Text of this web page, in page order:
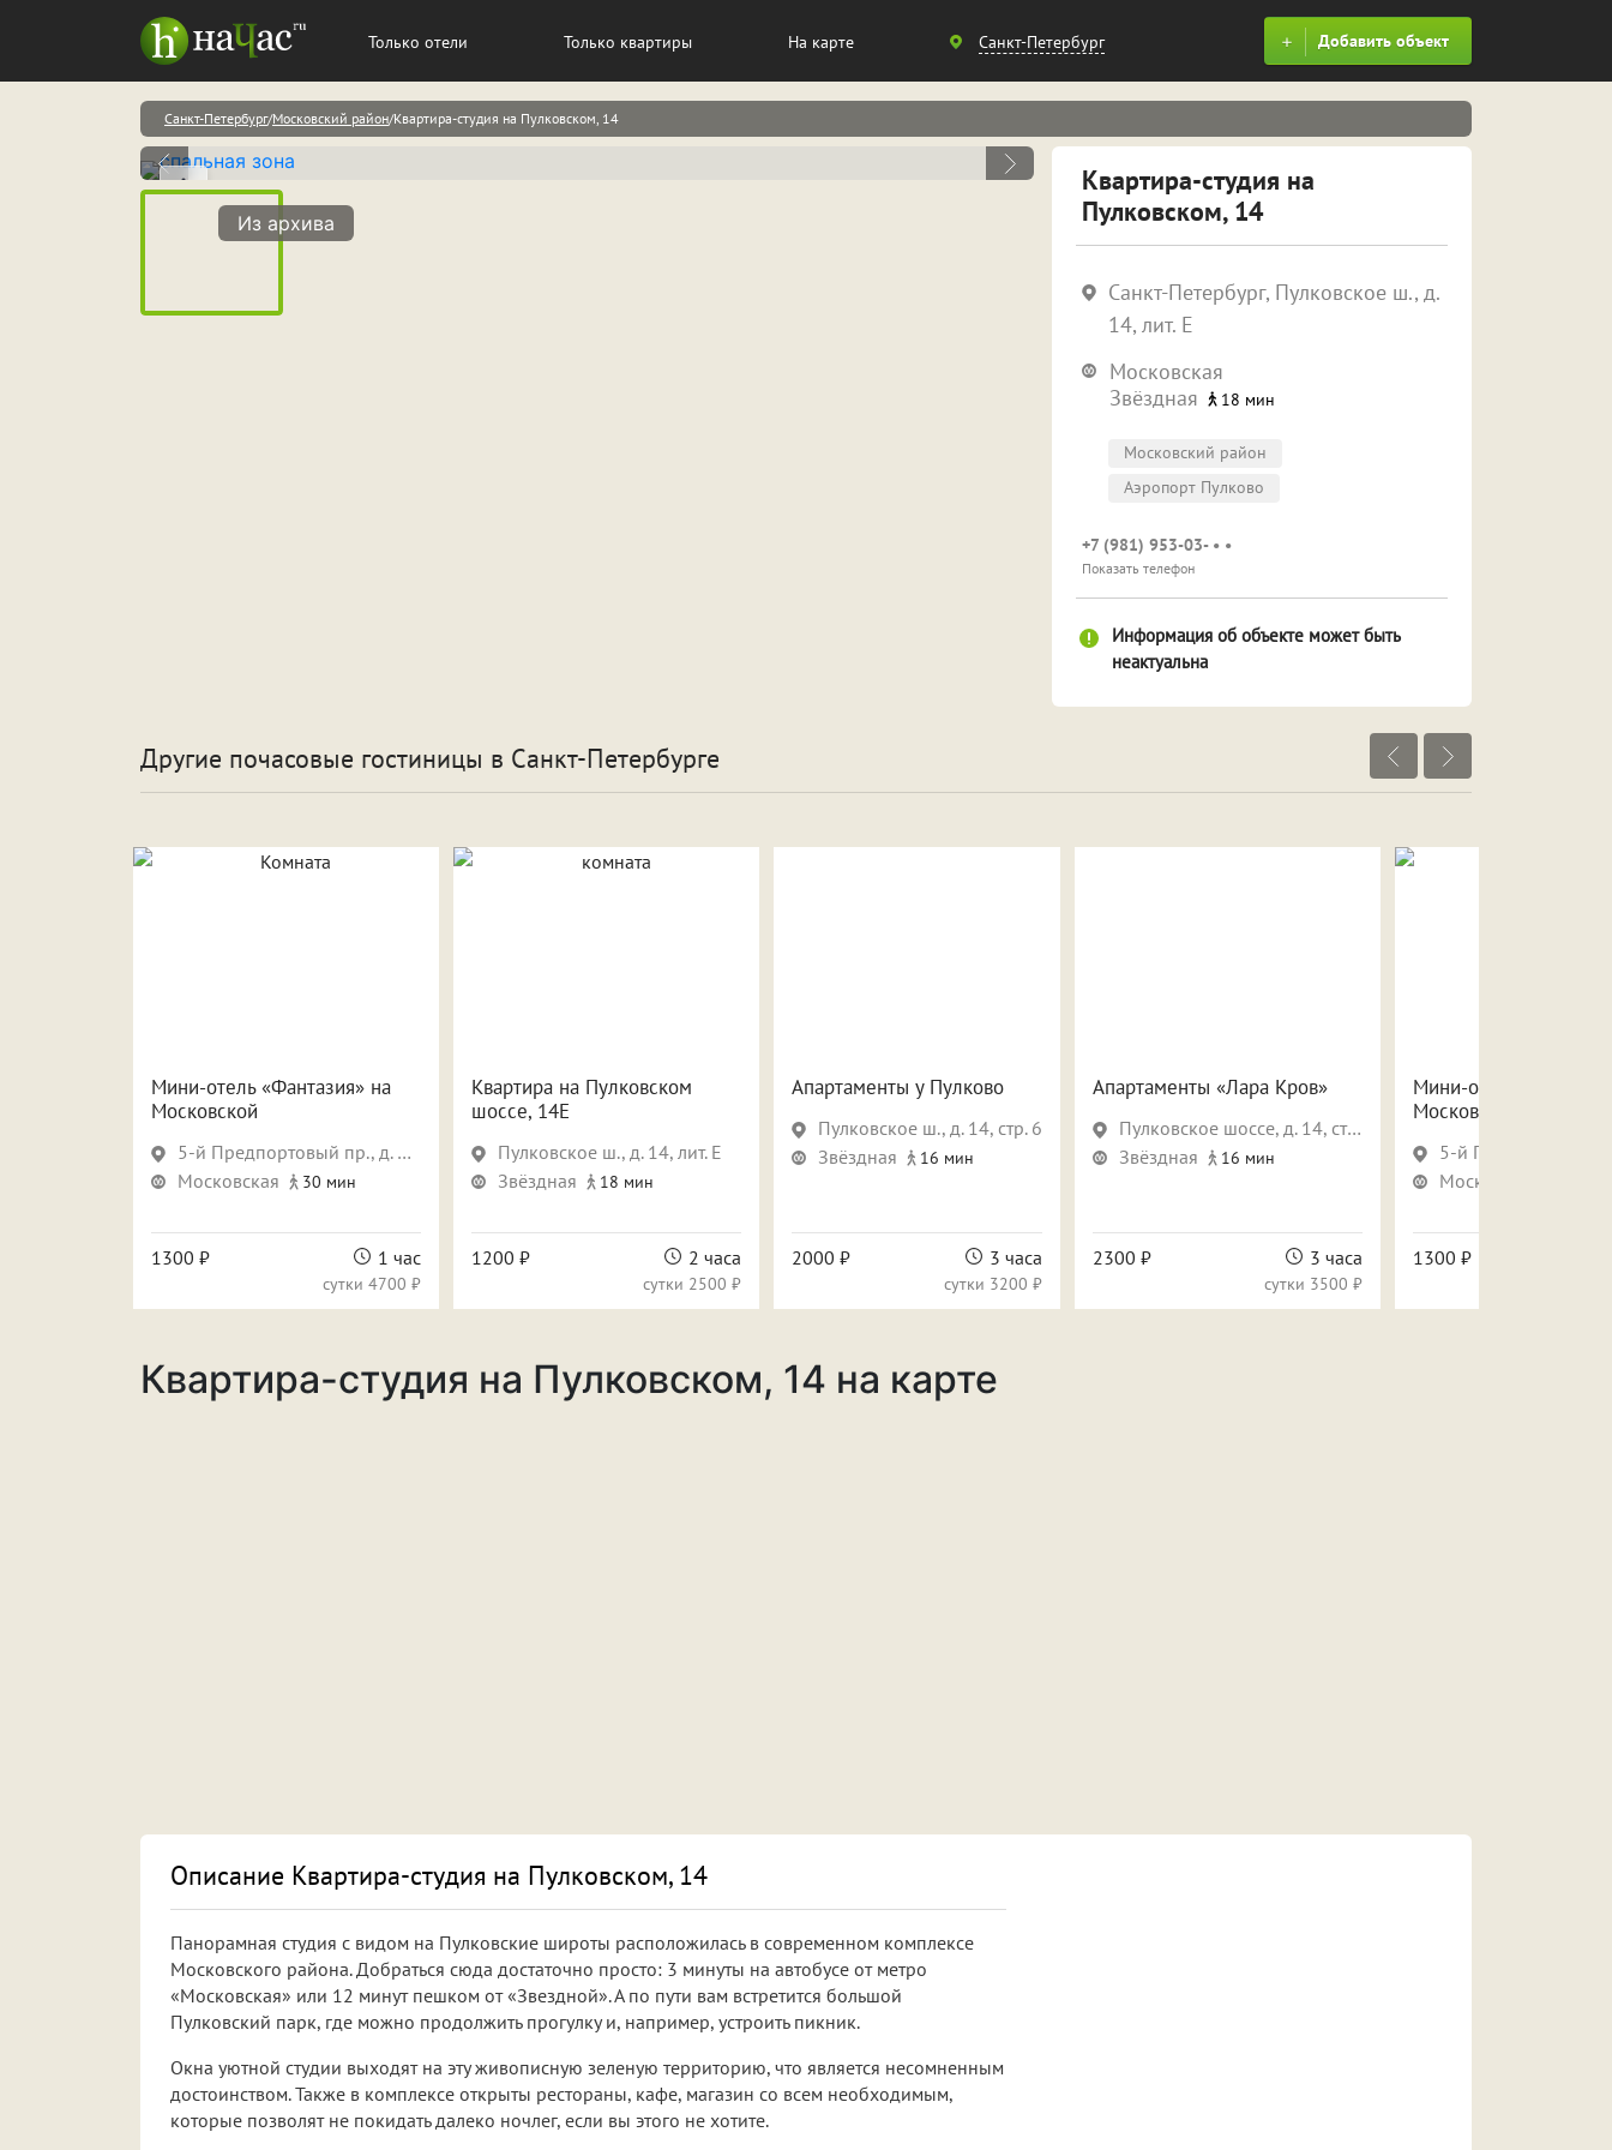
Только отели Только квартиры На карте Санкт-Петербург Добавить объект
Санкт-Петербург Московский район Квартира-студия на Пулковском, 14
Из архива
Квартира-студия на
Пулковском, 14
Санкт-Петербург, Пулковское ш., д.
14, лит. Е
Московская
Звёздная
18 мин
Московский район
Аэропорт Пулково
+7 (981) 953-03- • •
Показать телефон
Информация об объекте может быть
неактуальна
Посмотреть объекты рядом
Другие почасовые гостиницы в Санкт-Петербурге
Мини-отель «Фантазия» на
Московской
5-й Предпортовый пр., д. 12, корп. 2
Московская
30 мин
1300 ₽ 1 час
сутки 4700 ₽
Квартира на Пулковском
шоссе, 14Е
Пулковское ш., д. 14, лит. Е
Звёздная
18 мин
1200 ₽ 2 часа
сутки 2500 ₽
Апартаменты у Пулково
Пулковское ш., д. 14, стр. 6
Звёздная
16 мин
2000 ₽ 3 часа
сутки 3200 ₽
Апартаменты «Лара Кров»
Пулковское шоссе, д. 14, стр. 6
Звёздная
16 мин
2300 ₽ 3 часа
сутки 3500 ₽
Мини-отель
Московской
5-й Предпортовый пр., д.
Московская
1300 ₽
Квартира-студия на Пулковском, 14 на карте
Описание Квартира-студия на Пулковском, 14
Панорамная студия с видом на Пулковские широты расположилась в современном комплексе
Московского района. Добраться сюда достаточно просто: 3 минуты на автобусе от метро
«Московская» или 12 минут пешком от «Звездной». А по пути вам встретится большой
Пулковский парк, где можно продолжить прогулку и, например, устроить пикник.
Окна уютной студии выходят на эту живописную зеленую территорию, что является несомненным
достоинством. Также в комплексе открыты рестораны, кафе, магазин со всем необходимым,
которые позволят не покидать далеко ночлег, если вы этого не хотите.